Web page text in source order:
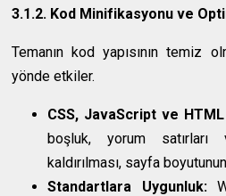
3.1.2. Kod Minifikasyonu ve
Temanın kod yapısının temiz
yönde etkiler.
CSS, JavaScript ve
boşluk, yorum satırları
kaldırılması, sayfa
Standartlara Uygunluk: